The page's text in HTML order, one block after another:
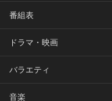
番組表
ドラマ・映画
バラエティ
音楽